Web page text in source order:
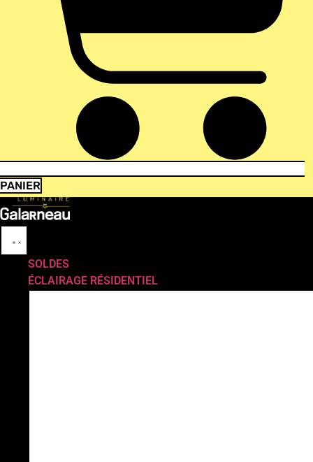
PANIER
SOLDES
ÉCLAIRAGE RÉSIDENTIEL